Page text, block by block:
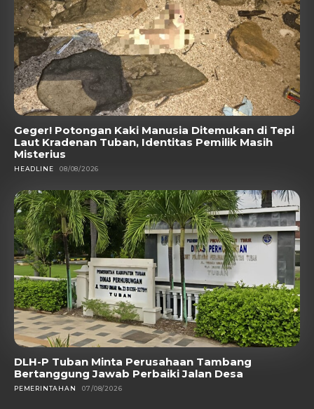
Geger! Potongan Kaki Manusia Ditemukan di Tepi
Laut Kradenan Tuban, Identitas Pemilik Masih
Misterius
HEADLINE 08/08/2026
DLH-P Tuban Minta Perusahaan Tambang
Bertanggung Jawab Perbaiki Jalan Desa
PEMERINTAHAN 07/08/2026